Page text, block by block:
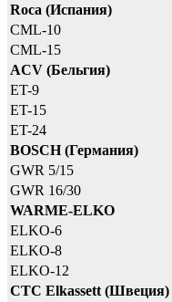
Roca (Испания)
CML-10
CML-15
ACV (Бельгия)
ET-9
ET-15
ET-24
BOSCH (Германия)
GWR 5/15
GWR 16/30
WARME-ELKO
ELKO-6
ELKO-8
ELKO-12
CTC Elkassett (Швеция)